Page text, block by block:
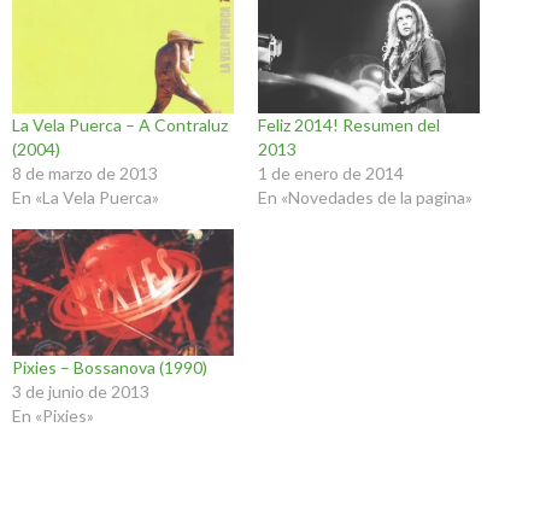
La Vela Puerca – A Contraluz
(2004)
8 de marzo de 2013
En «La Vela Puerca»
Feliz 2014! Resumen del
2013
1 de enero de 2014
En «Novedades de la pagina»
Pixies – Bossanova (1990)
3 de junio de 2013
En «Pixies»